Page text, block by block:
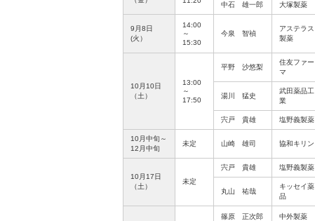
中石 雄一郎
大塚製薬
9月8日
(火）
14:00
～
15:30
今泉 智禎
アステラス
製薬
10月10日
（土）
13:00
～
17:50
平野 沙悠梨
住友ファー
マ
湯川 猛史
武田薬品工
業
宍戸 貴雄 塩野義製薬
10月中旬～
12月中旬
未定 山崎 雄司 協和キリン
10月17日
（土）
未定
宍戸 貴雄
塩野義製薬
丸山 祐哉
キッセイ薬
品
篠原 正次郎 中外製薬